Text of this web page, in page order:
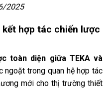
2025
kết hợp tác chiến lược
toàn diện giữa TEKA và
ngoặt trong quan hệ hợp tác
mới cho thị trường thiết